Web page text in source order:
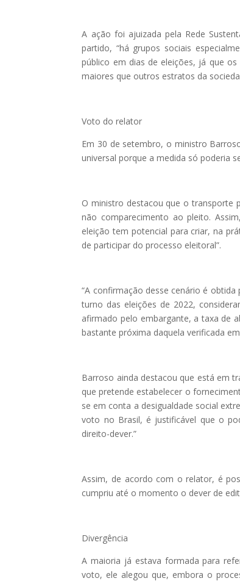
A ação foi ajuizada pela Rede
partido, “há grupos sociais
público em dias de eleições, já que
maiores que outros estratos da
Voto do relator
Em 30 de setembro, o ministro
universal porque a medida só poderia
O ministro destacou que o transporte
não comparecimento ao pleito.
eleição tem potencial para criar, na
de participar do processo eleitoral”.
“A confirmação desse cenário é
turno das eleições de 2022,
afirmado pelo embargante, a taxa de
bastante próxima daquela verificada
Barroso ainda destacou que está em
que pretende estabelecer o
se em conta a desigualdade social
voto no Brasil, é justificável que o
direito-dever.”
Assim, de acordo com o relator, é
cumpriu até o momento o dever de
Divergência
A maioria já estava formada para
voto, ele alegou que, embora o